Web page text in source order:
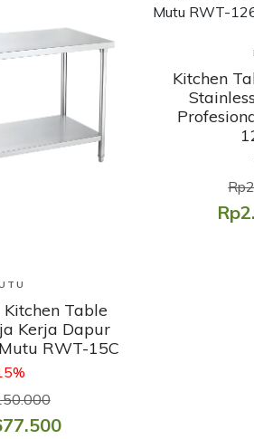
Produk
Table
Kerja Dapur
RWT-15C
Kitchen